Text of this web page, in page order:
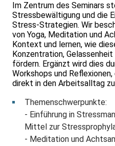
Im Zentrum des Seminars
Stressbewältigung und die
Stress-Strategien. Wir
von Yoga, Meditation und
Kontext und lernen, wie
Konzentration,
fördern. Ergänzt wird dies
Workshops und
direkt in den Arbeitsalltag
Themenschwerpunkte:
- Einführung in
Mittel zur
- Meditation und